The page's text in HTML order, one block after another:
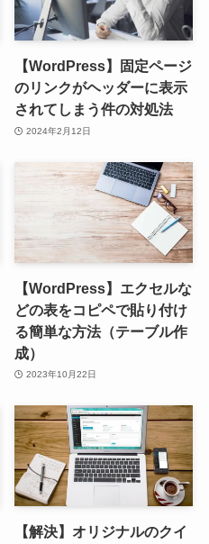
【WordPress】固定ページ
のリンクがヘッダーに表示
されてしまう件の対処法
2024年2月12日
【WordPress】エクセルな
どの表をコピペで貼り付け
る簡単な方法（テーブル作
成）
2023年10月22日
【解決】オリジナルのクイ